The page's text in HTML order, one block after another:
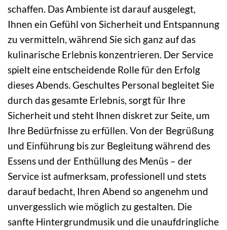
schaffen. Das Ambiente ist darauf ausgelegt,
Ihnen ein Gefühl von Sicherheit und Entspannung
zu vermitteln, während Sie sich ganz auf das
kulinarische Erlebnis konzentrieren. Der Service
spielt eine entscheidende Rolle für den Erfolg
dieses Abends. Geschultes Personal begleitet Sie
durch das gesamte Erlebnis, sorgt für Ihre
Sicherheit und steht Ihnen diskret zur Seite, um
Ihre Bedürfnisse zu erfüllen. Von der Begrüßung
und Einführung bis zur Begleitung während des
Essens und der Enthüllung des Menüs – der
Service ist aufmerksam, professionell und stets
darauf bedacht, Ihren Abend so angenehm und
unvergesslich wie möglich zu gestalten. Die
sanfte Hintergrundmusik und die unaufdringliche